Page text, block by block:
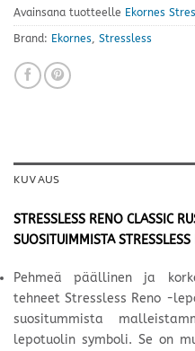
Avainsana tuotteelle Ekornes
Brand: Ekornes, Stressless
KUVAUS
STRESSLESS RENO CLASSIC
SUOSITUIMMISTA
Pehmeä päällinen ja
tehneet Stressless Reno -
suositummista
lepotuolin symboli. Se on